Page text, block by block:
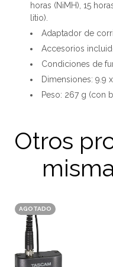
horas (NiMH), 15
litio).
Adaptador de
Accesorios
Condiciones de
Dimensiones: 9.9
Peso: 267 g (con
Otros
AGOTADO